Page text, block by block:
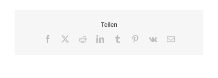
Teilen
Facebook RedditLinkedInTumblr Pinterest
Vk
E-